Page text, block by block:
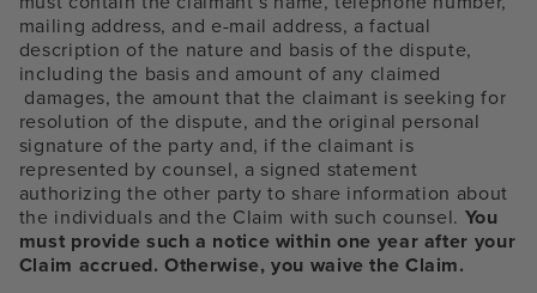
mailing address, and e-mail address, a factual
description of the nature and basis of the dispute,
including the basis and amount of any claimed
damages, the amount that the claimant is seeking for
resolution of the dispute, and the original personal
signature of the party and, if the claimant is
represented by counsel, a signed statement
authorizing the other party to share information about
the individuals and the Claim with such counsel. You
must provide such a notice within one year after your
Claim accrued. Otherwise, you waive the Claim.